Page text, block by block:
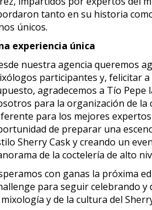
tanto en su historia
únicos.
experiencia única
nuestra agencia queremos
participantes y, felicitar
agradecemos a Tío Pepe
para la organización de
para los mejores
de preparar una
Sherry Cask y creando un
de la coctelería de alto
con ganas la próxima
para seguir celebrando
y de la cultura del